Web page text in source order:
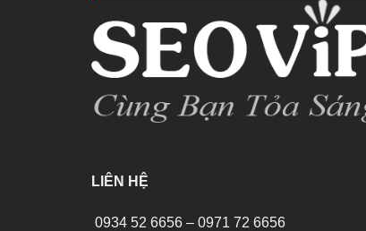
LIÊN HỆ
0934 52 6656 – 0971 72 6656